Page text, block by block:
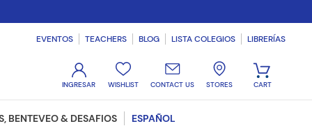
EVENTOS TEACHERS BLOG LISTA COLEGIOS LIBRERÍAS
WISHLIST CONTACT US STORES
BENTEVEO & DESAFIOS ESPAÑOL